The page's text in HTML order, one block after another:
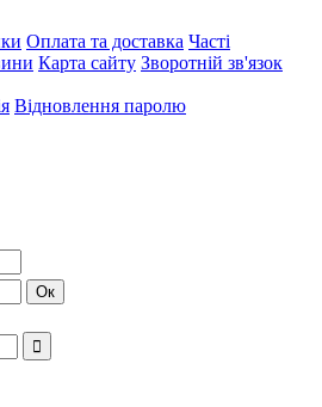
Оплата та доставка Часті
Карта сайту Зворотній зв'язок
Відновлення паролю